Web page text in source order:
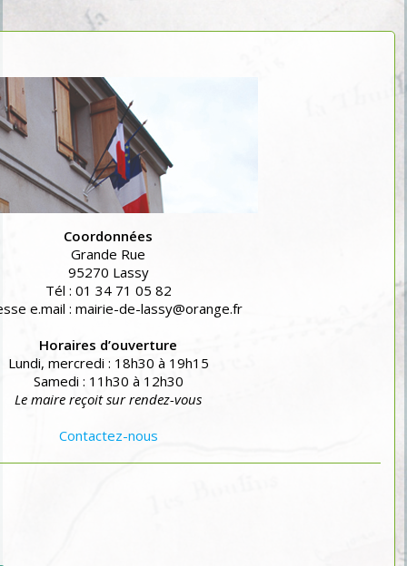
Coordonnées
Grande Rue
95270 Lassy
Tél : 01 34 71 05 82
e.mail : mairie-de-lassy@orange.fr
Horaires d’ouverture
Lundi, mercredi : 18h30 à 19h15
Samedi : 11h30 à 12h30
Le maire reçoit sur rendez-vous
Contactez-nous